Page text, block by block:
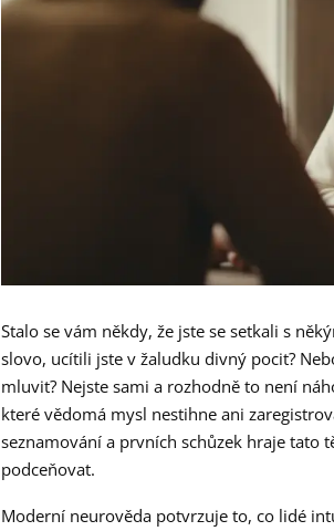
Stalo se vám někdy, že jste se setkali s
slovo, ucítili jste v žaludku divný pocit?
mluvit? Nejste sami a rozhodně to není
které vědomá mysl nestihne ani
seznamování a prvních schůzek hraje tato
podceňovat.
Moderní neurověda potvrzuje to, co lidé